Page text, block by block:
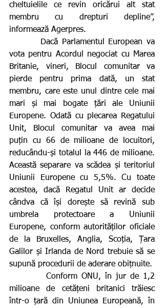
cheltuielile ce revin oricărui alt stat
membru cu drepturi depline”,
informează Agerpres.
vota pentru Acordul negociat cu Marea
Britanie, vineri, Blocul comunitar va
pierde pentru prima dată, un stat
membru, care este unul dintre cele mai
mari și mai bogate țări ale Uniunii
Europene. Odată cu plecarea Regatului
Unit, Blocul comunitar va avea mai
puțin cu 66 de milioane de locuitori,
reducându-și totalul la 446 de milioane.
Această separare va scădea și teritoriul
Uniunii Europene cu 5,5%. Cu toate
acestea, dacă Regatul Unit ar decide
cândva că își dorește să revină sub
umbrela protectoare a Uniunii
Europene, conform autorităților oficiale
de la Bruxelles, Anglia, Scoția, Țara
Galilor și Irlanda de Nord trebuie să se
supună procedurii de aderare obițnuite.
milioane de cetățeni britanici trăiesc
într-o țară din Uniunea Europeană, în